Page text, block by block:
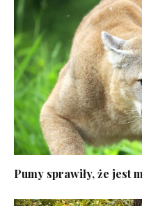
Pumy sprawiły, że jest